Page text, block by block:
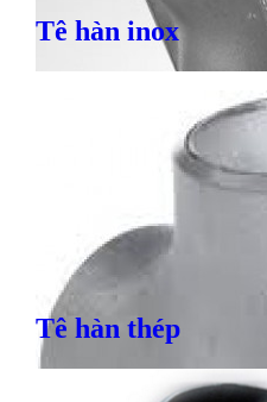
VND
Tê hàn inox
Tê hàn thép